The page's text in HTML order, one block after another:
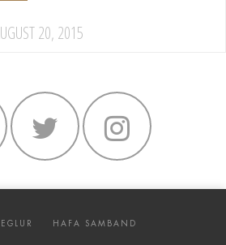
20, 2015
HAFA SAMBAND